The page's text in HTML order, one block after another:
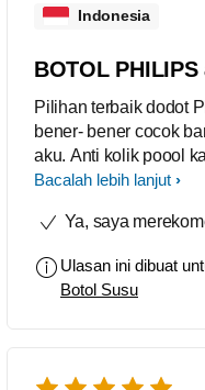
Indonesia
BOTOL
Pilihan terbaik dodot
bener- bener cocok
aku. Anti kolik poool
menyerupai Puting
pakek dodot Philips
Bacalah lebih lanjut
Ya, saya
Ulasan ini dibuat
Botol Susu